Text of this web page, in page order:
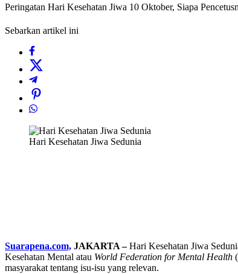
Peringatan Hari Kesehatan Jiwa 10 Oktober, Siapa
Sebarkan artikel ini
Hari Kesehatan Jiwa Sedunia
Suarapena.com, JAKARTA –Hari Kesehatan Jiwa
Kesehatan Mental atau World Federation for Mental Health
masyarakat tentang isu-isu yang relevan.